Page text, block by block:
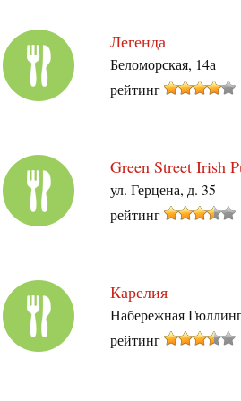
Легенда
Беломорская, 14а
рейтинг
Green Street Irish
ул. Герцена, д. 35
рейтинг
Карелия
Набережная
рейтинг